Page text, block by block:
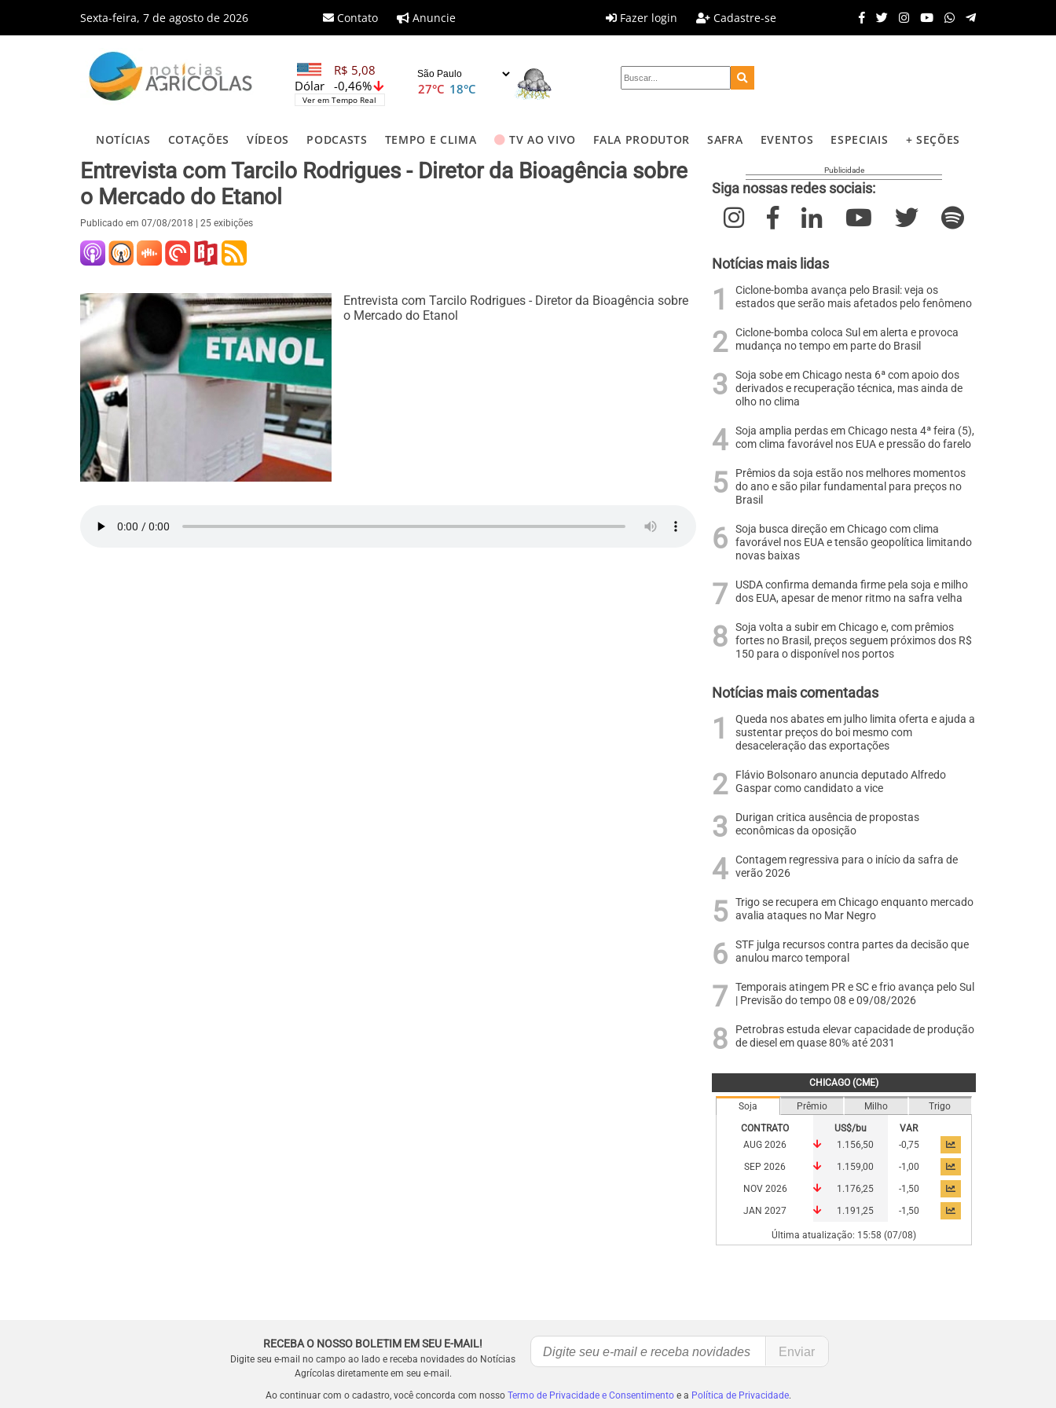
Sexta-feira, 7 de agosto de 2026 Contato Anuncie Fazer login Cadastre-se
R$ 5,08
-0,46%
Dólar
Ver em Tempo Real
27°C 18°C
NOTÍCIAS COTAÇÕES VÍDEOS PODCASTS TEMPO E CLIMA TV AO VIVO FALA PRODUTOR SAFRA EVENTOS ESPECIAIS + SEÇÕES
Entrevista com Tarcilo Rodrigues - Diretor da Bioagência sobre
o Mercado do Etanol
Publicado em 07/08/2018 | 25 exibições
Entrevista com Tarcilo Rodrigues - Diretor da Bioagência sobre
o Mercado do Etanol
Siga nossas redes sociais:
Notícias mais lidas
Ciclone-bomba avança pelo Brasil: veja os
estados que serão mais afetados pelo fenômeno
Ciclone-bomba coloca Sul em alerta e provoca
mudança no tempo em parte do Brasil
Soja sobe em Chicago nesta 6ª com apoio dos
derivados e recuperação técnica, mas ainda de
olho no clima
Soja amplia perdas em Chicago nesta 4ª feira (5),
com clima favorável nos EUA e pressão do farelo
Prêmios da soja estão nos melhores momentos
do ano e são pilar fundamental para preços no
Brasil
Soja busca direção em Chicago com clima
favorável nos EUA e tensão geopolítica limitando
novas baixas
USDA confirma demanda firme pela soja e milho
dos EUA, apesar de menor ritmo na safra velha
Soja volta a subir em Chicago e, com prêmios
fortes no Brasil, preços seguem próximos dos R$
150 para o disponível nos portos
Notícias mais comentadas
Queda nos abates em julho limita oferta e ajuda a
sustentar preços do boi mesmo com
desaceleração das exportações
Flávio Bolsonaro anuncia deputado Alfredo
Gaspar como candidato a vice
Durigan critica ausência de propostas
econômicas da oposição
Contagem regressiva para o início da safra de
verão 2026
Trigo se recupera em Chicago enquanto mercado
avalia ataques no Mar Negro
STF julga recursos contra partes da decisão que
anulou marco temporal
Temporais atingem PR e SC e frio avança pelo Sul
| Previsão do tempo 08 e 09/08/2026
Petrobras estuda elevar capacidade de produção
de diesel em quase 80% até 2031
CHICAGO (CME)
Soja Prêmio Milho
Trigo
CONTRATO
US$/bu
VAR
AUG 2026
1.156,50
-0,75
SEP 2026
1.159,00
-1,00
NOV 2026
1.176,25
-1,50
JAN 2027
1.191,25 -1,50
Última atualização: 15:58 (07/08)
RECEBA O NOSSO BOLETIM EM SEU E-MAIL!
Digite seu e-mail no campo ao lado e receba novidades do Notícias
Agrícolas diretamente em seu e-mail.
Ao continuar com o cadastro, você concorda com nosso Termo de Privacidade e Consentimentoe a Política de Privacidade.